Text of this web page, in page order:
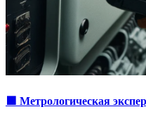
🟩 Метрологическая